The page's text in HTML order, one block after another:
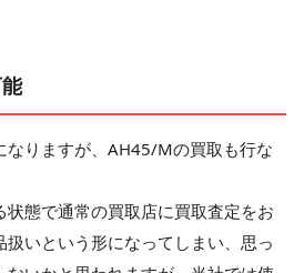
なりますが、AH45/Mの買取も行な
態で通常の買取店に買取査定をお
いという形になってしまい、思っ